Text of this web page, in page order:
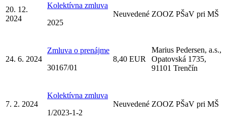
20. 12.
2024
Kolektívna zmluva
2025
Neuvedené ZOOZ PŠaV pri MŠ
24. 6. 2024
Zmluva o prenájme
30167/01
8,40 EUR
Marius Pedersen, a.s.,
Opatovská 1735,
91101 Trenčín
7. 2. 2024
Kolektívna zmluva
1/2023-1-2
Neuvedené ZOOZ PŠaV pri MŠ